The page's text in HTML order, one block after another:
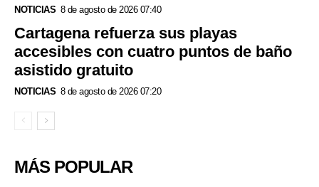
NOTICIAS 8 de agosto de 2026 07:40
Cartagena refuerza sus playas
accesibles con cuatro puntos de baño
asistido gratuito
NOTICIAS 8 de agosto de 2026 07:20
MÁS POPULAR